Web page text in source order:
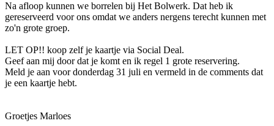
Na afloop kunnen we borrelen bij Het Bolwerk. Dat heb ik
gereserveerd voor ons omdat we anders nergens terecht kunnen met
zo'n grote groep.
LET OP!! koop zelf je kaartje via Social Deal.
Geef aan mij door dat je komt en ik regel 1 grote reservering.
Meld je aan voor donderdag 31 juli en vermeld in de comments dat
je een kaartje hebt.
Groetjes Marloes